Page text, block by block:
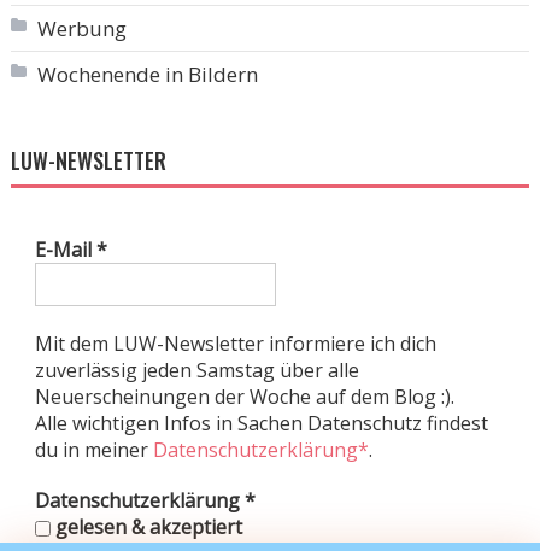
Werbung
Wochenende in Bildern
LUW-NEWSLETTER
E-Mail*
Mit dem LUW-Newsletter informiere ich dich
zuverlässig jeden Samstag über alle
Neuerscheinungen der Woche auf dem Blog :).
Alle wichtigen Infos in Sachen Datenschutz findest
du in meiner Datenschutzerklärung*.
Datenschutzerklärung*
gelesen & akzeptiert